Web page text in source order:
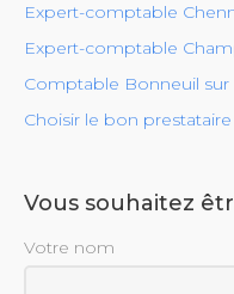
Expert-comptable
Expert-comptable
Comptable Bonneuil sur
Choisir le bon prestataire
Vous souhaitez
Votre nom